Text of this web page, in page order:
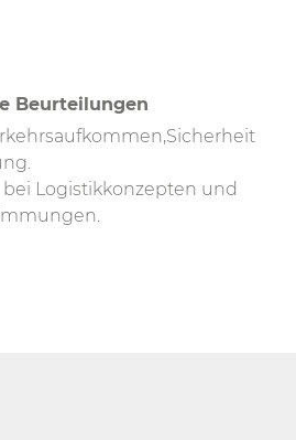
Beurteilungen
Logistik­konzepten und